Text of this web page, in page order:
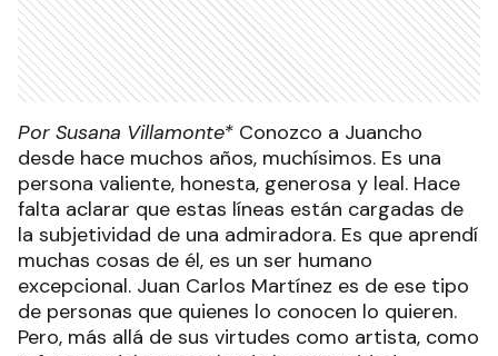
Por Susana Villamonte* Conozco a Juancho
desde hace muchos años, muchísimos. Es una
persona valiente, honesta, generosa y leal. Hace
falta aclarar que estas líneas están cargadas de
la subjetividad de una admiradora. Es que aprendí
muchas cosas de él, es un ser humano
excepcional. Juan Carlos Martínez es de ese tipo
de personas que quienes lo conocen lo quieren.
Pero, más allá de sus virtudes como artista, como